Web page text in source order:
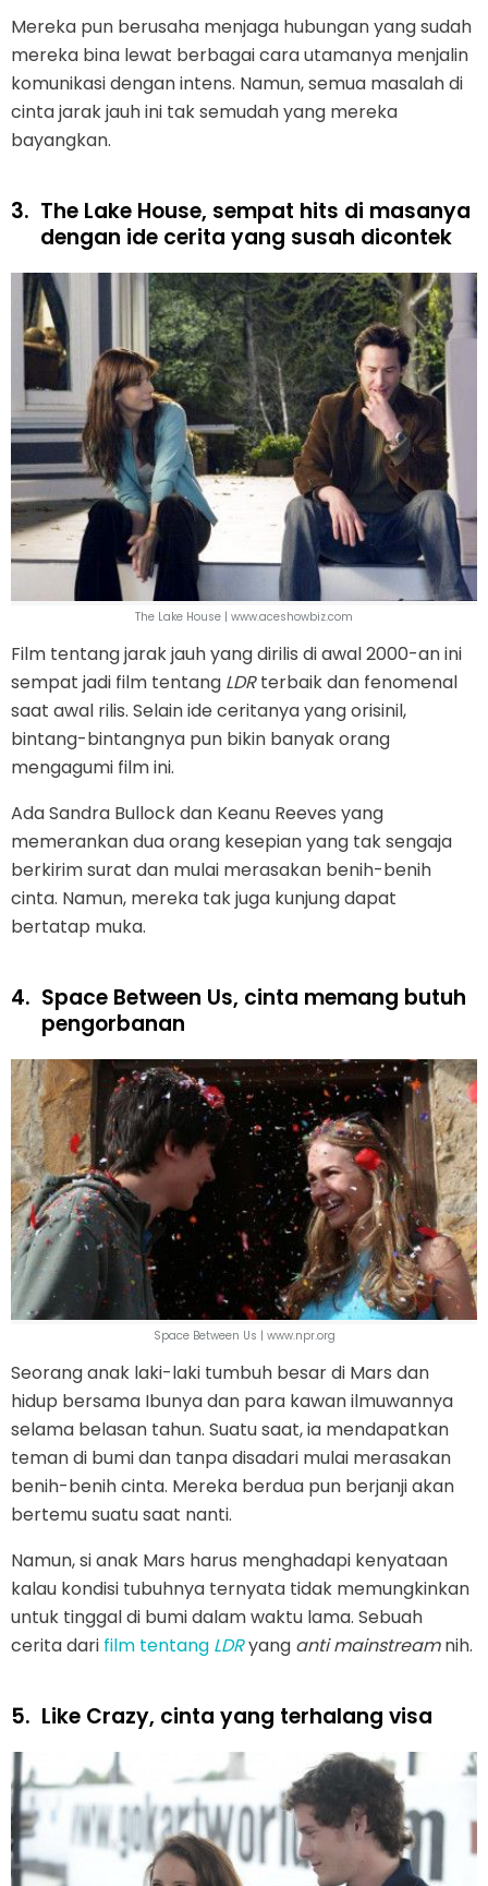
Mereka pun berusaha menjaga hubungan yang sudah
mereka bina lewat berbagai cara utamanya menjalin
komunikasi dengan intens. Namun, semua masalah di
cinta jarak jauh ini tak semudah yang mereka
bayangkan.
3. The Lake House, sempat hits di masanya
dengan ide cerita yang susah dicontek
The Lake House | www.aceshowbiz.com
Film tentang jarak jauh yang dirilis di awal 2000-an ini
sempat jadi film tentang LDRterbaik dan fenomenal
saat awal rilis. Selain ide ceritanya yang orisinil,
bintang-bintangnya pun bikin banyak orang
mengagumi film ini.
Ada Sandra Bullock dan Keanu Reeves yang
memerankan dua orang kesepian yang tak sengaja
berkirim surat dan mulai merasakan benih-benih
cinta. Namun, mereka tak juga kunjung dapat
bertatap muka.
4. Space Between Us, cinta memang butuh
pengorbanan
Space Between Us | www.npr.org
Seorang anak laki-laki tumbuh besar di Mars dan
hidup bersama Ibunya dan para kawan ilmuwannya
selama belasan tahun. Suatu saat, ia mendapatkan
teman di bumi dan tanpa disadari mulai merasakan
benih-benih cinta. Mereka berdua pun berjanji akan
bertemu suatu saat nanti.
Namun, si anak Mars harus menghadapi kenyataan
kalau kondisi tubuhnya ternyata tidak memungkinkan
untuk tinggal di bumi dalam waktu lama. Sebuah
cerita dari film tentang LDRyang anti mainstreamnih.
5. Like Crazy, cinta yang terhalang visa